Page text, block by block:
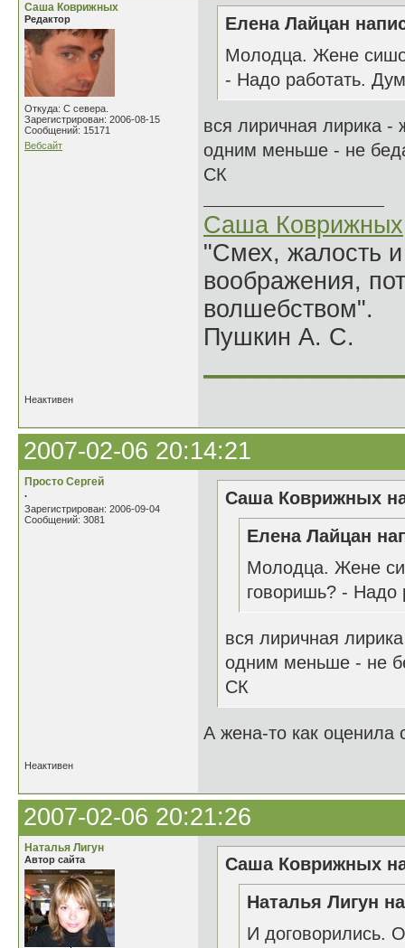
Саша Коврижных
Редактор
Откуда: С севера.
Зарегистрирован: 2006-08-15
Сообщений: 15171
Вебсайт
Елена Лайцан
Молодца. Жене
- Надо работать.
вся лиричная лирика -
одним меньше - не
СК
Саша Коврижных
"Смех, жалость
воображения,
волшебством".
Пушкин А. С.
Неактивен
2007-02-06 20:14:21
Просто Сергей
.
Зарегистрирован: 2006-09-04
Сообщений: 3081
Саша Коврижных
Елена Лайцан
Молодца. Жене
говоришь? - Надо
вся лиричная
одним меньше - не
СК
А жена-то как оценила
Неактивен
2007-02-06 20:21:26
Наталья Лигун
Автор сайта
Саша Коврижных
Наталья Лигун
И договорились.